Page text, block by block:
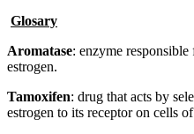
Glosary
Aromatase: enzyme
estrogen.
Tamoxifen: drug that acts by
estrogen to its receptor on cells